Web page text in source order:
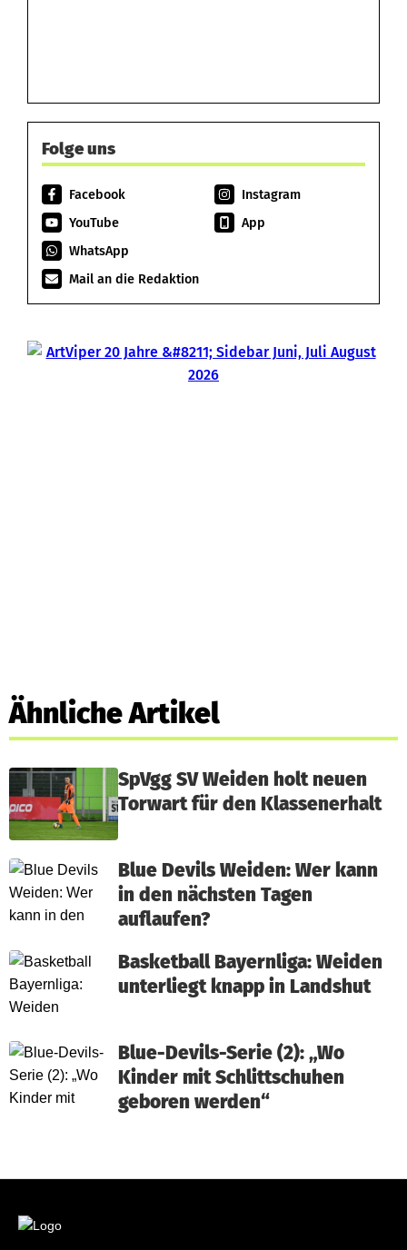
Folge uns
Facebook
Instagram
YouTube
App
WhatsApp
Mail an die Redaktion
Ähnliche Artikel
SpVgg SV Weiden holt neuen
Torwart für den Klassenerhalt
Blue Devils Weiden: Wer kann
in den nächsten Tagen
auflaufen?
Basketball Bayernliga: Weiden
unterliegt knapp in Landshut
Blue-Devils-Serie (2): „Wo
Kinder mit Schlittschuhen
geboren werden“